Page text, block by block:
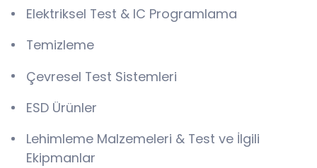
Elektriksel Test & IC Programlama
Temizleme
Çevresel Test Sistemleri
ESD Ürünler
Lehimleme Malzemeleri & Test ve İlgili
Ekipmanlar